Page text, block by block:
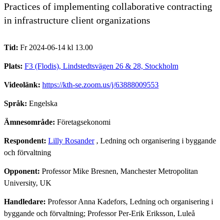
Practices of implementing collaborative contracting
in infrastructure client organizations
Tid: Fr 2024-06-14 kl 13.00
Plats: F3 (Flodis), Lindstedtsvägen 26 & 28, Stockholm
Videolänk: https://kth-se.zoom.us/j/63888009553
Språk: Engelska
Ämnesområde: Företagsekonomi
Respondent: Lilly Rosander, Ledning och organisering i byggande
och förvaltning
Opponent: Professor Mike Bresnen, Manchester Metropolitan
University, UK
Handledare: Professor Anna Kadefors, Ledning och organisering i
byggande och förvaltning; Professor Per-Erik Eriksson, Luleå